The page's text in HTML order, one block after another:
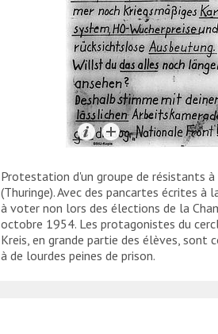
Protestation d'un groupe de résistants à
(Thuringe). Avec des pancartes écrites à
à voter non lors des élections de la
octobre 1954. Les protagonistes du
Kreis, en grande partie des élèves, sont
à de lourdes peines de prison.